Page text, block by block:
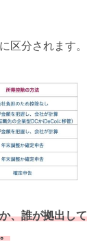
区分されます。
、誰が拠出して